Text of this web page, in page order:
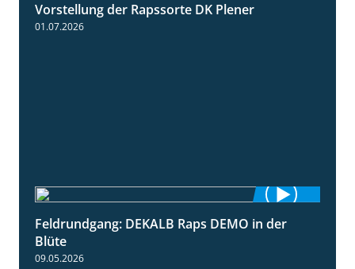
Vorstellung der Rapssorte DK Plener
01.07.2026
2:37
Feldrundgang: DEKALB Raps DEMO in der
Blüte
09.05.2026